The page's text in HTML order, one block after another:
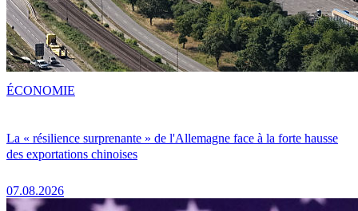
La « résilience surprenante » de l'Allemagne face à la forte hausse
des exportations chinoises
07.08.2026
ÉCONOMIE